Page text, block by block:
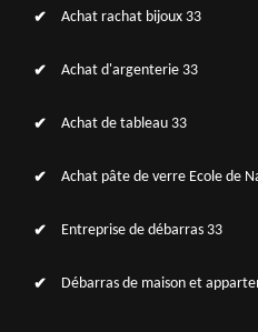
Achat rachat bijoux 33
Achat d'argenterie 33
Achat de tableau 33
Achat pâte de verre Ecole de
Entreprise de débarras 33
Débarras de maison et